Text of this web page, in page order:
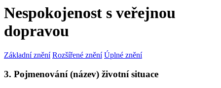
Nespokojenost s veřejnou
dopravou
Základní znění Rozšířené znění Úplné znění
3. Pojmenování (název) životní situace